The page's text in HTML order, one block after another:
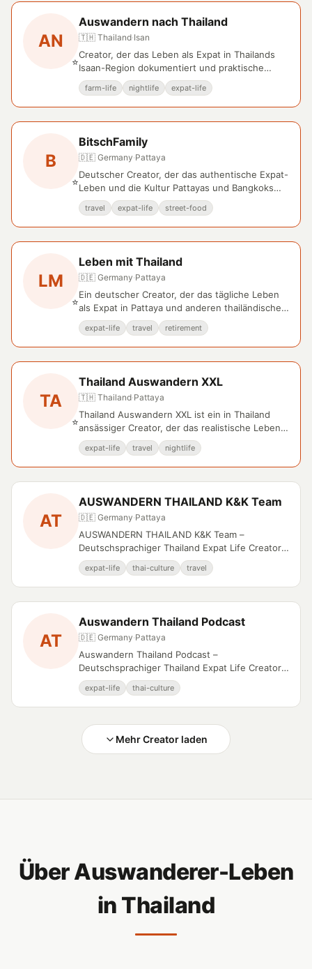
AN
⭐
Auswandern nach Thailand
🇹🇭 Thailand·Isan
Creator, der das Leben als Expat in Thailands
Isaan-Region dokumentiert und praktische
Tipps für Auswanderer teilt.
farm-life nightlife expat-life
B
⭐
BitschFamily
🇩🇪 Germany·Pattaya
Deutscher Creator, der das authentische Expat-
Leben und die Kultur Pattayas und Bangkoks
auf YouTube dokumentiert.
travel expat-life street-food
LM
⭐
Leben mit Thailand
🇩🇪 Germany·Pattaya
Ein deutscher Creator, der das tägliche Leben
als Expat in Pattaya und anderen thailändischen
Regionen dokumentiert.
expat-life travel retirement
TA
⭐
Thailand Auswandern XXL
🇹🇭 Thailand·Pattaya
Thailand Auswandern XXL ist ein in Thailand
ansässiger Creator, der das realistische Leben
von Auswanderern dokumentiert.
expat-life travel nightlife
AT
AUSWANDERN THAILAND K&K Team
🇩🇪 Germany·Pattaya
AUSWANDERN THAILAND K&K Team –
Deutschsprachiger Thailand Expat Life Creator
auf YouTube.
expat-life thai-culture travel
AT
Auswandern Thailand Podcast
🇩🇪 Germany·Pattaya
Auswandern Thailand Podcast –
Deutschsprachiger Thailand Expat Life Creator
auf YouTube.
expat-life thai-culture
Mehr Creator laden
Über Auswanderer-Leben
in Thailand